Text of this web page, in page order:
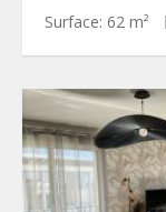
Surface: 62 m²